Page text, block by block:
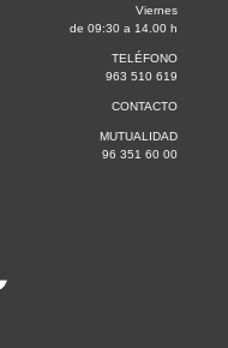
Viernes
de 09:30 a 14.00 h
TELÉFONO
963 510 619
CONTACTO
MUTUALIDAD
96 351 60 00